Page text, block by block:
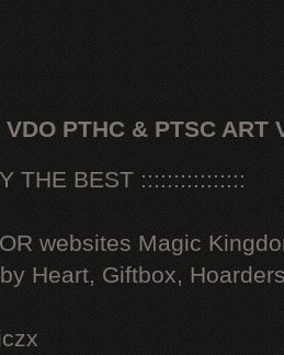
VDO PTHC & PTSC ART
THE BEST ::::::::::::::::
websites Magic
Heart, Giftbox,